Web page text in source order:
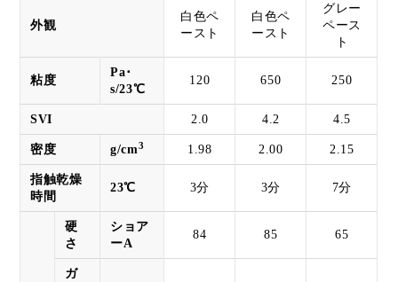
外観
白色ペ
ースト
白色ペ
ースト
グレー
ペース
ト
粘度
Pa･
s/23℃
120 650 250
SVI 2.0 4.2 4.5
密度 g/cm3 1.98 2.00 2.15
指触乾燥
時間
23℃ 3分 3分 7分
硬
さ
ショア
ーA
84 85 65
ガ